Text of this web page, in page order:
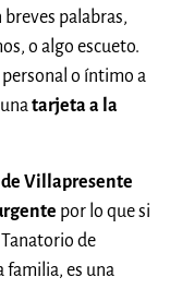
breves palabras,
o algo escueto.
personal o íntimo a
tarjeta a la
Villapresente
por lo que si
de
familia, es una